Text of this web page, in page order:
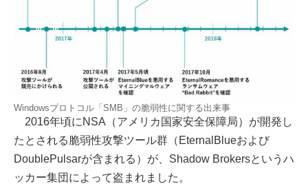
Windowsプロトコル「SMB」の脆弱性に関する出来事
2016年頃にNSA（アメリカ国家安全保障局）が開発し
たとされる脆弱性攻撃ツール群（EternalBlueおよび
DoublePulsarが含まれる）が、Shadow Brokersというハ
ッカー集団によって盗まれました。